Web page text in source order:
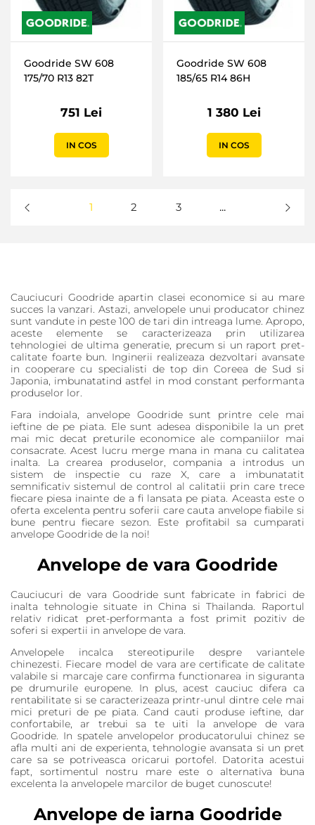
Goodride SW 608
175/70 R13 82T
751 Lei
IN COS
Goodride SW 608
185/65 R14 86H
1 380 Lei
IN COS
1 2 3 ...
Cauciucuri Goodride apartin clasei economice si au mare
succes la vanzari. Astazi, anvelopele unui producator chinez
sunt vandute in peste 100 de tari din intreaga lume. Apropo,
aceste elemente se caracterizeaza prin utilizarea
tehnologiei de ultima generatie, precum si un raport pret-
calitate foarte bun. Inginerii realizeaza dezvoltari avansate
in cooperare cu specialisti de top din Coreea de Sud si
Japonia, imbunatatind astfel in mod constant performanta
produselor lor.
Fara indoiala, anvelope Goodride sunt printre cele mai
ieftine de pe piata. Ele sunt adesea disponibile la un pret
mai mic decat preturile economice ale companiilor mai
consacrate. Acest lucru merge mana in mana cu calitatea
inalta. La crearea produselor, compania a introdus un
sistem de inspectie cu raze X, care a imbunatatit
semnificativ sistemul de control al calitatii prin care trece
fiecare piesa inainte de a fi lansata pe piata. Aceasta este o
oferta excelenta pentru soferii care cauta anvelope fiabile si
bune pentru fiecare sezon. Este profitabil sa cumparati
anvelope Goodride de la noi!
Anvelope de vara Goodride
Cauciucuri de vara Goodride sunt fabricate in fabrici de
inalta tehnologie situate in China si Thailanda. Raportul
relativ ridicat pret-performanta a fost primit pozitiv de
soferi si expertii in anvelope de vara.
Anvelopele incalca stereotipurile despre variantele
chinezesti. Fiecare model de vara are certificate de calitate
valabile si marcaje care confirma functionarea in siguranta
pe drumurile europene. In plus, acest cauciuc difera ca
rentabilitate si se caracterizeaza printr-unul dintre cele mai
mici preturi de pe piata. Cand cauti produse ieftine, dar
confortabile, ar trebui sa te uiti la anvelope de vara
Goodride. In spatele anvelopelor producatorului chinez se
afla multi ani de experienta, tehnologie avansata si un pret
care sa se potriveasca oricarui portofel. Datorita acestui
fapt, sortimentul nostru mare este o alternativa buna
excelenta la anvelopele marcilor de buget cunoscute!
Anvelope de iarna Goodride